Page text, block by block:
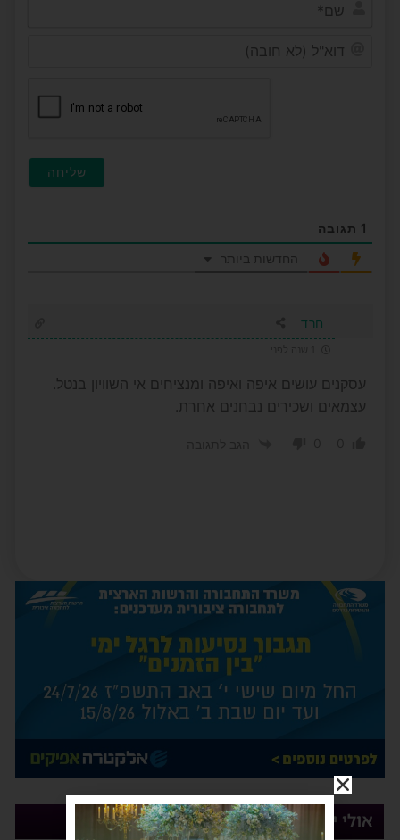
1 תגובה
החדשות ביותר
חרד
עסקנים עושים איפה ואיפה ומנציחים אי השוויון בנטל.
עצמאים ושכירים נבחנים אחרת.
אולי יעניין אותך